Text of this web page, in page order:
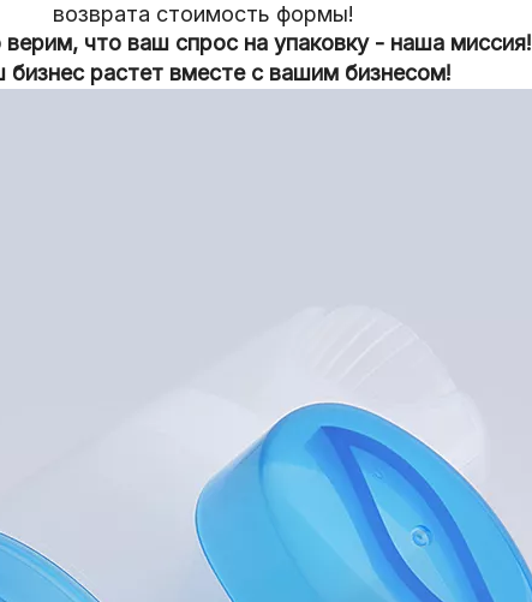
возврата стоимость формы!
что ваш спрос на упаковку - наша миссия!
бизнес растет вместе с вашим бизнесом!